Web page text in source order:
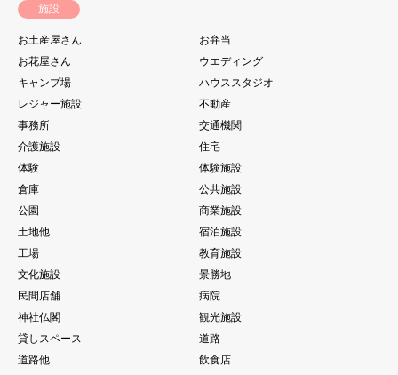
施設
お土産屋さん
お弁当
お花屋さん
ウエディング
キャンプ場
ハウススタジオ
レジャー施設
不動産
事務所
交通機関
介護施設
住宅
体験
体験施設
倉庫
公共施設
公園
商業施設
土地他
宿泊施設
工場
教育施設
文化施設
景勝地
民間店舗
病院
神社仏閣
観光施設
貸しスペース
道路
道路他
飲食店